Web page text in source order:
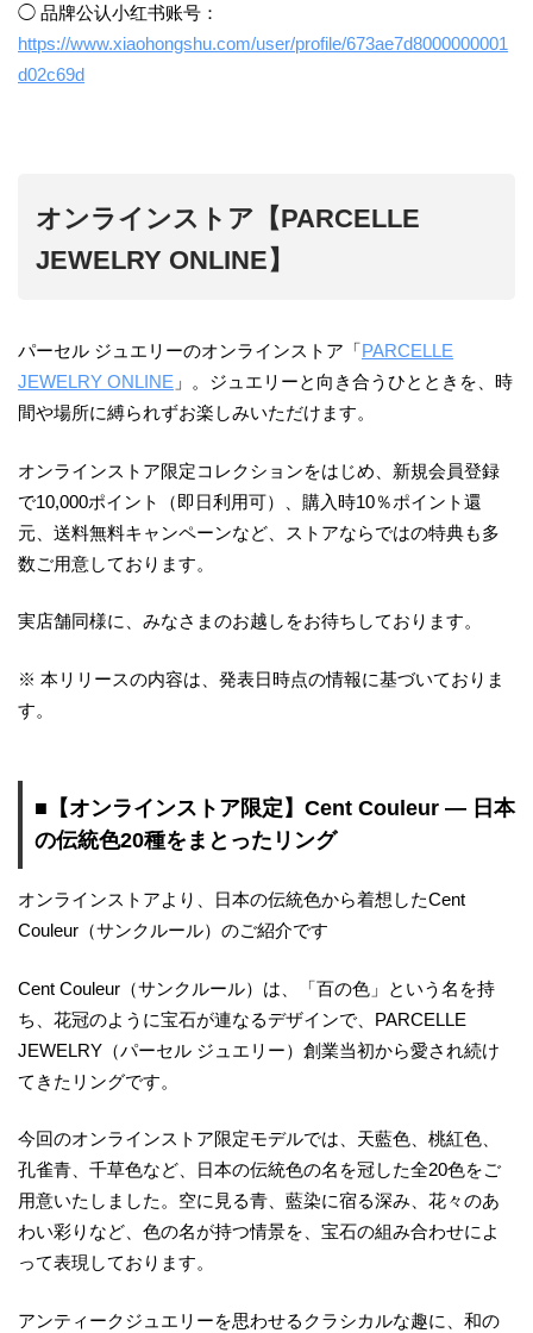
◯ 品牌公认小红书账号：
https://www.xiaohongshu.com/user/profile/673ae7d8000000001
d02c69d
オンラインストア【PARCELLE
JEWELRY ONLINE】
パーセル ジュエリーのオンラインストア「PARCELLE
JEWELRY ONLINE 」。ジュエリーと向き合うひとときを、時
間や場所に縛られずお楽しみいただけます。
オンラインストア限定コレクションをはじめ、新規会員登録
で10,000ポイント（即日利用可）、購入時10％ポイント還
元、送料無料キャンペーンなど、ストアならではの特典も多
数ご用意しております。
実店舗同様に、みなさまのお越しをお待ちしております。
※ 本リリースの内容は、発表日時点の情報に基づいておりま
す。
■【オンラインストア限定】Cent Couleur ― 日本
の伝統色20種をまとったリング
オンラインストアより、日本の伝統色から着想したCent
Couleur（サンクルール）のご紹介です
Cent Couleur（サンクルール）は、「百の色」という名を持
ち、花冠のように宝石が連なるデザインで、PARCELLE
JEWELRY（パーセル ジュエリー）創業当初から愛され続け
てきたリングです。
今回のオンラインストア限定モデルでは、天藍色、桃紅色、
孔雀青、千草色など、日本の伝統色の名を冠した全20色をご
用意いたしました。空に見る青、藍染に宿る深み、花々のあ
わい彩りなど、色の名が持つ情景を、宝石の組み合わせによ
って表現しております。
アンティークジュエリーを思わせるクラシカルな趣に、和の